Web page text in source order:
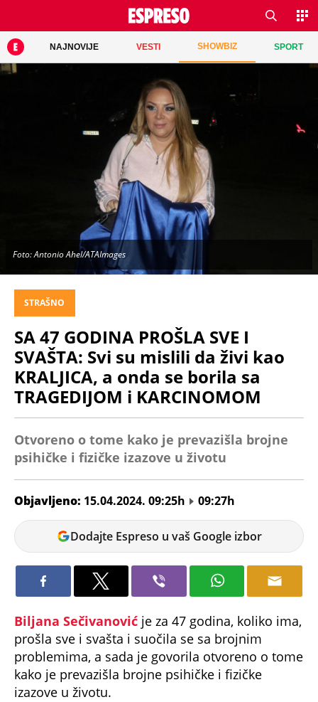
NAJNOVIJE VESTI SHOWBIZ SPORT
Foto: Antonio Ahel/ATAImages
STRAŠNO
SA 47 GODINA PROŠLA SVE I
SVAŠTA: Svi su mislili da živi kao
KRALJICA, a onda se borila sa
TRAGEDIJOM i KARCINOMOM
Otvoreno o tome kako je prevazišla brojne
psihičke i fizičke izazove u životu
Objavljeno: 15.04.2024. 09:25h
09:27h
Milica
StanimirovićDodajte Espreso u vaš Google izbor
Biljana Sečivanović je za 47 godina, koliko ima,
prošla sve i svašta i suočila se sa brojnim
problemima, a sada je govorila otvoreno o tome
kako je prevazišla brojne psihičke i fizičke
izazove u životu.